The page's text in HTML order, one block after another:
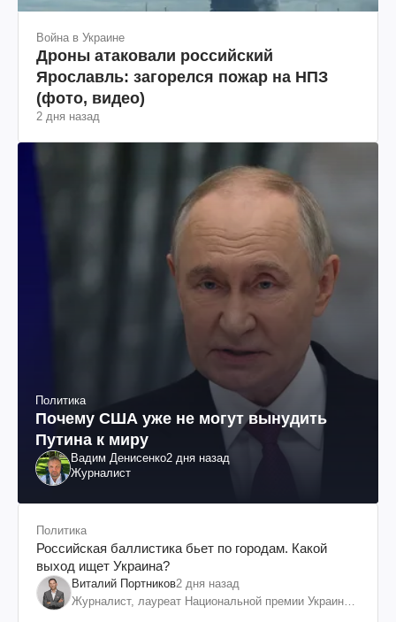
Война в Украине
Дроны атаковали российский
Ярославль: загорелся пожар на НПЗ
(фото, видео)
2 дня назад
Политика
Почему США уже не могут вынудить
Путина к миру
Вадим Денисенко2 дня назад
Журналист
Политика
Российская баллистика бьет по городам. Какой
выход ищет Украина?
Виталий Портников2 дня назад
Журналист, лауреат Национальной премии Украины